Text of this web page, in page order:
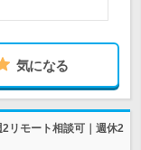
気になる
リモート相談可｜週休2